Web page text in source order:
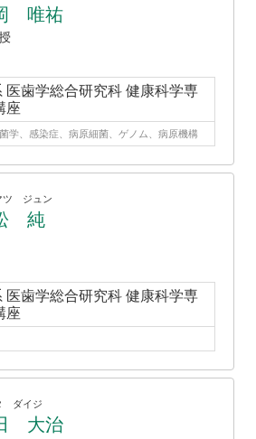
唯祐
医歯学総合研究科 健康科学専
座
学、感染症、病原細菌、ゲノム、病原機構
ツ ジュン
純
医歯学総合研究科 健康科学専
座
ダイジ
大治